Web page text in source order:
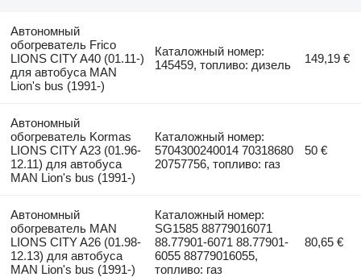
Автономный
обогреватель Frico
LIONS CITY A40 (01.11-)
для автобуса MAN
Lion's bus (1991-)
Каталожный номер:
145459, топливо: дизель
149,19 €
Автономный
обогреватель Kormas
LIONS CITY A23 (01.96-
12.11) для автобуса
MAN Lion's bus (1991-)
Каталожный номер:
5704300240014 70318680
20757756, топливо: газ
50 €
Автономный
обогреватель MAN
LIONS CITY A26 (01.98-
12.13) для автобуса
MAN Lion's bus (1991-)
Каталожный номер:
SG1585 88779016071
88.77901-6071 88.77901-
6055 88779016055,
топливо: газ
80,65 €